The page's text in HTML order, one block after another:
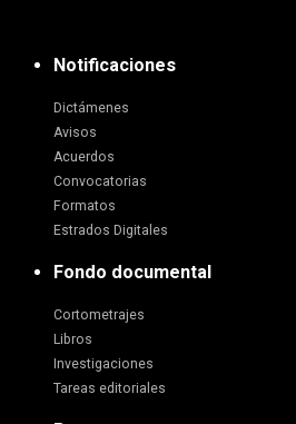
Notificaciones
Dictámenes
Avisos
Acuerdos
Convocatorias
Formatos
Estrados Digitales
Fondo documental
Cortometrajes
Libros
Investigaciones
Tareas editoriales